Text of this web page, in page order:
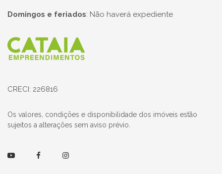
Domingos e feriados: Não haverá expediente
Página inicial
CRECI: 226816
Os valores, condições e disponibilidade dos imóveis estão
sujeitos a alterações sem aviso prévio.
YoutubeFacebookInstagram